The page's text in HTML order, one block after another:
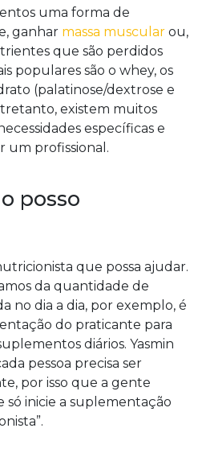
uma forma de
ganhar massa muscular ou,
que são perdidos
populares são o whey, os
(palatinose/dextrose e
existem muitos
específicas e
um profissional.
posso
que possa ajudar.
da quantidade de
no dia a dia, por exemplo, é
do praticante para
diários. Yasmin
pessoa precisa ser
por isso que a gente
inicie a suplementação